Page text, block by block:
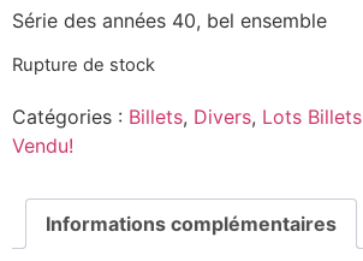
Série des années 40, bel ensemble
Rupture de stock
Catégories : Billets, Divers, Lots Billets
Vendu!
Informations complémentaires